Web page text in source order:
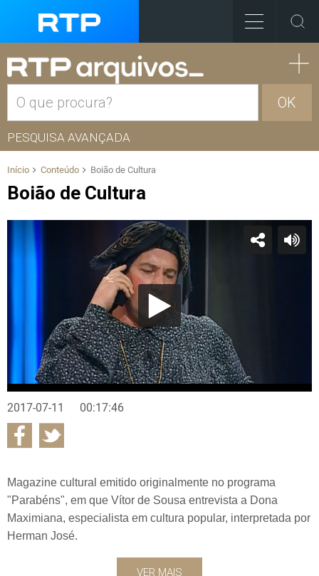
OK
PESQUISA AVANÇADA
Início Conteúdo Boião de Cultura
Boião de Cultura
2017-07-11 00:17:46
Magazine cultural emitido originalmente no programa
"Parabéns", em que Vítor de Sousa entrevista a Dona
Maximiana, especialista em cultura popular, interpretada por
Herman José.
VER MAIS